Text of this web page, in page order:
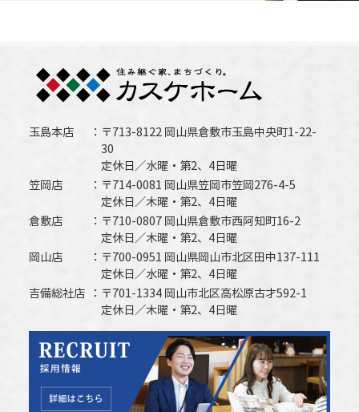
玉島本店
〒713-8122 岡山県倉敷市玉島中央町1-22-
30
定休日／水曜・第2、4日曜
笠岡店
〒714-0081 岡山県笠岡市笠岡276-4-5
定休日／木曜・第2、4日曜
倉敷店
〒710-0807 岡山県倉敷市西阿知町16-2
定休日／木曜・第2、4日曜
岡山店
〒700-0951 岡山県岡山市北区田中137-111
定休日／水曜・第2、4日曜
吉備総社店
〒701-1334 岡山市北区高松原古才592-1
定休日／木曜・第2、4日曜